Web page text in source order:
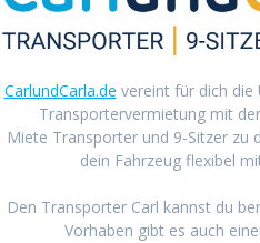
CarlundCarla.de vereint für dich die
Transportervermietung mit
Miete Transporter und 9-Sitzer zu
dein Fahrzeug flexibel
Den Transporter Carl kannst du
Vorhaben gibt es auch